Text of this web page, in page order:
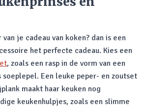
je cadeau van koken? dan is een
het perfecte cadeau. Kies een
, zoals een rasp in de vorm van een
Een leuke peper- en zoutset
maakt haar keuken nog
keukenhulpjes, zoals een slimme